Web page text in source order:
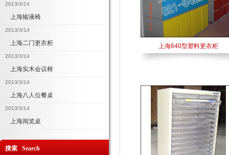
2013/3/14
上海输液椅
2013/3/14
上海二门更衣柜
2013/3/14
上海实木会议椅
2013/3/14
上海八人位餐桌
2013/3/14
上海阅览桌
搜索 Search
上海640型塑料更衣柜